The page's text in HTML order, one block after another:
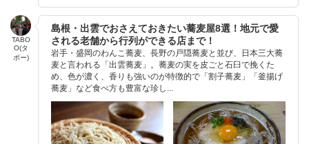
TABO
O(タ
ボー)
島根・出雲でおさえておきたい蕎麦屋8選！地元で愛
される老舗から行列ができる店まで！
岩手・盛岡のわんこ蕎麦、長野の戸隠蕎麦と並び、日本三大蕎
麦と言われる「出雲蕎麦」。蕎麦の実を皮ごと石臼で挽くた
め、色が濃く、香りも強いのが特徴的で「割子蕎麦」「釜揚げ
蕎麦」など食べ方も豊富な珍し...